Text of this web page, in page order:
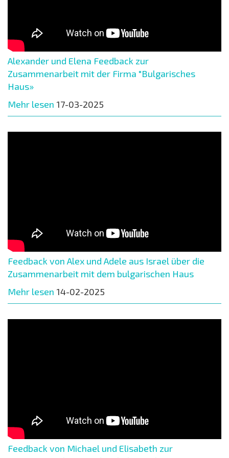
Alexander und Elena Feedback zur
Zusammenarbeit mit der Firma "Bulgarisches
Haus»
Mehr lesen 17-03-2025
Feedback von Alex und Adele aus Israel über die
Zusammenarbeit mit dem bulgarischen Haus
Mehr lesen 14-02-2025
Feedback von Michael und Elisabeth zur